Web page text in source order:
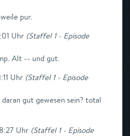
pur.
Uhr (Staffel 1 - Episode
Alt -- und gut.
Uhr (Staffel 1 - Episode
gut gewesen sein? total
Uhr (Staffel 1 - Episode